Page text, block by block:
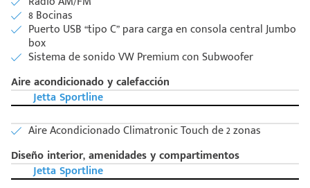
8 Bocinas
Puerto USB “tipo C” para carga en consola central Jumbo
box
Sistema de sonido VW Premium con Subwoofer
Aire acondicionado y calefacción
Jetta Sportline
Aire Acondicionado Climatronic Touch de 2 zonas
Diseño interior, amenidades y compartimentos
Jetta Sportline